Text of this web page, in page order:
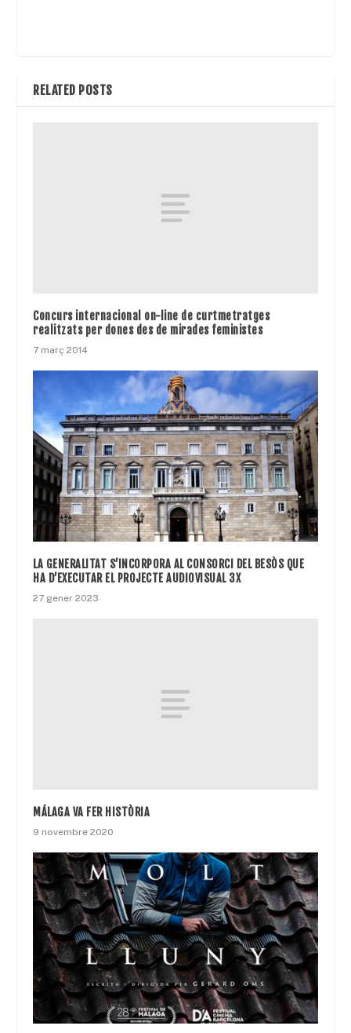
RELATED POSTS
Concurs internacional on-line de curtmetratges
realitzats per dones des de mirades feministes
7 març 2014
LA GENERALITAT S’INCORPORA AL CONSORCI DEL BESÒS QUE
HA D’EXECUTAR EL PROJECTE AUDIOVISUAL 3X
27 gener 2023
MÁLAGA VA FER HISTÒRIA
9 novembre 2020